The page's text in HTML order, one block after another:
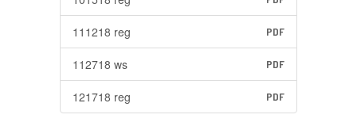
111218 reg PDF
112718 ws PDF
121718 reg PDF